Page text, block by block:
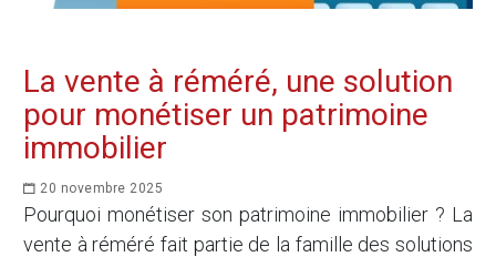
La vente à réméré, une solution
pour monétiser un patrimoine
immobilier
20 novembre 2025
Pourquoi monétiser son patrimoine immobilier ? La
vente à réméré fait partie de la famille des solutions